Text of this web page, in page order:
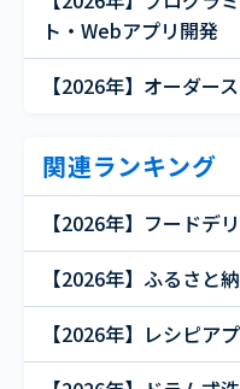
ト・Webアプリ開発
【2026年】オーダー
関連ランキング
【2026年】フードデ
【2026年】ふるさと
【2026年】レシピア